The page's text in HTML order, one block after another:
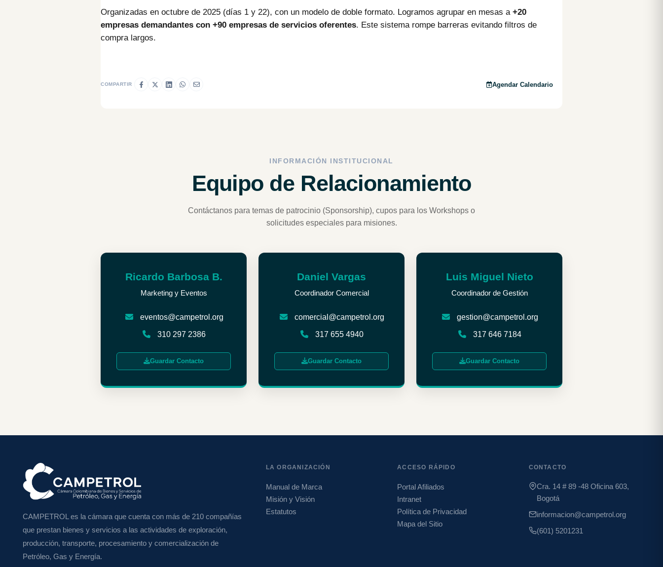
Organizadas en octubre de 2025 (días 1 y 22), con un modelo de doble formato. Logramos agrupar en mesas a +20
empresas demandantes con +90 empresas de servicios oferentes. Este sistema rompe barreras evitando filtros de
compra largos.
COMPARTIR Agendar Calendario
INFORMACIÓN INSTITUCIONAL
Equipo de Relacionamiento
Contáctanos para temas de patrocinio (Sponsorship), cupos para los Workshops o
solicitudes especiales para misiones.
Ricardo Barbosa B.
Marketing y Eventos
eventos@campetrol.org
310 297 2386
Guardar Contacto
Daniel Vargas
Coordinador Comercial
comercial@campetrol.org
317 655 4940
Guardar Contacto
Luis Miguel Nieto
Coordinador de Gestión
gestion@campetrol.org
317 646 7184
Guardar Contacto
CAMPETROL es la cámara que cuenta con más de 210 compañías
que prestan bienes y servicios a las actividades de exploración,
producción, transporte, procesamiento y comercialización de
Petróleo, Gas y Energía.
LA ORGANIZACIÓN
Manual de Marca
Misión y Visión
Estatutos
ACCESO RÁPIDO
Portal Afiliados
Intranet
Política de Privacidad
Mapa del Sitio
CONTACTO
Cra. 14 # 89 -48 Oficina 603,
Bogotá
informacion@campetrol.org
(601) 5201231